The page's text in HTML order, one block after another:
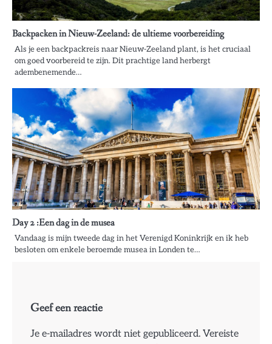
Backpacken in Nieuw-Zeeland: de ultieme voorbereiding
Als je een backpackreis naar Nieuw-Zeeland plant, is het cruciaal
om goed voorbereid te zijn. Dit prachtige land herbergt
adembenemende…
Day 2 :Een dag in de musea
Vandaag is mijn tweede dag in het Verenigd Koninkrijk en ik heb
besloten om enkele beroemde musea in Londen te…
Geef een reactie
Je e-mailadres wordt niet gepubliceerd. Vereiste